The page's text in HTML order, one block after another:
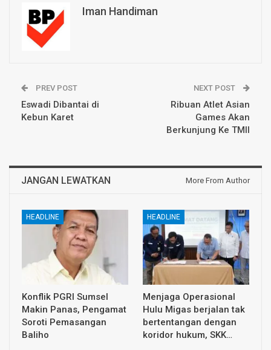
Iman Handiman
PREV POST
Eswadi Dibantai di
Kebun Karet
NEXT POST
Ribuan Atlet Asian
Games Akan
Berkunjung Ke TMII
JANGAN LEWATKAN More From Author
HEADLINE
Konflik PGRI Sumsel
Makin Panas, Pengamat
Soroti Pemasangan
Baliho
HEADLINE
Menjaga Operasional
Hulu Migas berjalan tak
bertentangan dengan
koridor hukum, SKK…